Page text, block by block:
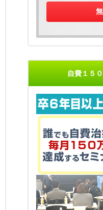
自費１５